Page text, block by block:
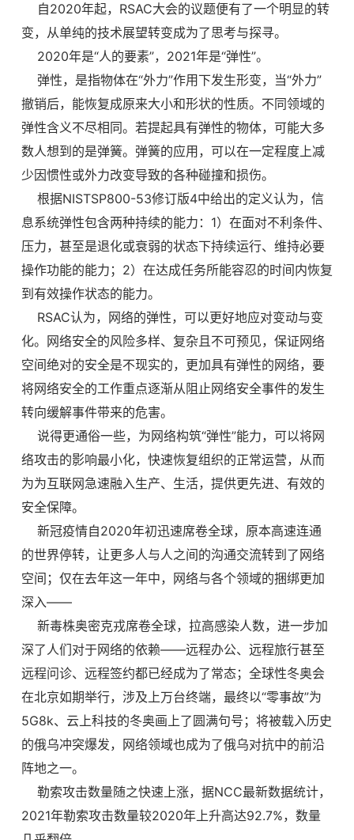
自2020年起，RSAC大会的议题便有了一个明显的转
变，从单纯的技术展望转变成为了思考与探寻。
2020年是“人的要素”，2021年是“弹性”。
弹性，是指物体在“外力”作用下发生形变，当“外力”
撤销后，能恢复成原来大小和形状的性质。不同领域的
弹性含义不尽相同。若提起具有弹性的物体，可能大多
数人想到的是弹簧。弹簧的应用，可以在一定程度上减
少因惯性或外力改变导致的各种碰撞和损伤。
根据NISTSP800-53修订版4中给出的定义认为，信
息系统弹性包含两种持续的能力：1）在面对不利条件、
压力，甚至是退化或衰弱的状态下持续运行、维持必要
操作功能的能力；2）在达成任务所能容忍的时间内恢复
到有效操作状态的能力。
RSAC认为，网络的弹性，可以更好地应对变动与变
化。网络安全的风险多样、复杂且不可预见，保证网络
空间绝对的安全是不现实的，更加具有弹性的网络，要
将网络安全的工作重点逐渐从阻止网络安全事件的发生
转向缓解事件带来的危害。
说得更通俗一些，为网络构筑“弹性”能力，可以将网
络攻击的影响最小化，快速恢复组织的正常运营，从而
为为互联网急速融入生产、生活，提供更先进、有效的
安全保障。
新冠疫情自2020年初迅速席卷全球，原本高速连通
的世界停转，让更多人与人之间的沟通交流转到了网络
空间；仅在去年这一年中，网络与各个领域的捆绑更加
深入——
新毒株奥密克戎席卷全球，拉高感染人数，进一步加
深了人们对于网络的依赖——远程办公、远程旅行甚至
远程问诊、远程签约都已经成为了常态；全球性冬奥会
在北京如期举行，涉及上万台终端，最终以“零事故”为
5G8k、云上科技的冬奥画上了圆满句号；将被载入历史
的俄乌冲突爆发，网络领域也成为了俄乌对抗中的前沿
阵地之一。
勒索攻击数量随之快速上涨，据NCC最新数据统计，
2021年勒索攻击数量较2020年上升高达92.7%，数量